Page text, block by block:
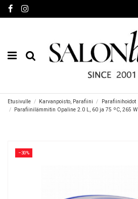
Etusivulle Karvanpoisto, Parafiini Parafiinihoidot
Parafiinilämmitin Opaline 2.0 L, 60 ja 75 ºC, 265 W
−30%